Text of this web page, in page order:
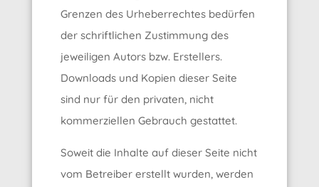
Grenzen des Urheberrechtes bedürfen
der schriftlichen Zustimmung des
jeweiligen Autors bzw. Erstellers.
Downloads und Kopien dieser Seite
sind nur für den privaten, nicht
kommerziellen Gebrauch gestattet.
Soweit die Inhalte auf dieser Seite nicht
vom Betreiber erstellt wurden, werden